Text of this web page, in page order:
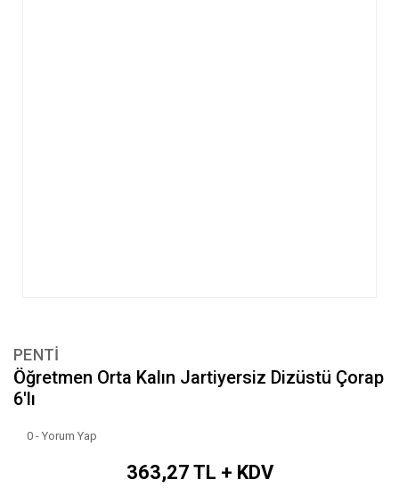
PENTİ
Öğretmen Orta Kalın Jartiyersiz Dizüstü Çorap
6'lı
0 - Yorum Yap
363,27 TL + KDV